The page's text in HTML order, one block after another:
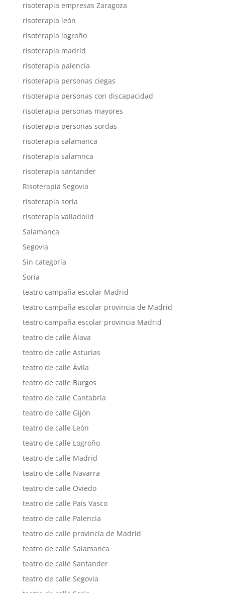
risoterapia empresas Zaragoza
risoterapia león
risoterapia logroño
risoterapia madrid
risoterapia palencia
risoterapia personas ciegas
risoterapia personas con discapacidad
risoterapia personas mayores
risoterapia personas sordas
risoterapia salamanca
risoterapia salamnca
risoterapia santander
Risoterapia Segovia
risoterapia soria
risoterapia valladolid
Salamanca
Segovia
Sin categoría
Soria
teatro campaña escolar Madrid
teatro campaña escolar provincia de Madrid
teatro campaña escolar provincia Madrid
teatro de calle Álava
teatro de calle Asturias
teatro de calle Ávila
teatro de calle Burgos
teatro de calle Cantabria
teatro de calle Gijón
teatro de calle León
teatro de calle Logroño
teatro de calle Madrid
teatro de calle Navarra
teatro de calle Oviedo
teatro de calle País Vasco
teatro de calle Palencia
teatro de calle provincia de Madrid
teatro de calle Salamanca
teatro de calle Santander
teatro de calle Segovia